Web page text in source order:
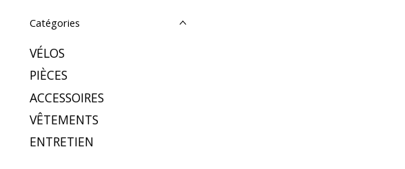
Catégories
VÉLOS
PIÈCES
ACCESSOIRES
VÊTEMENTS
ENTRETIEN